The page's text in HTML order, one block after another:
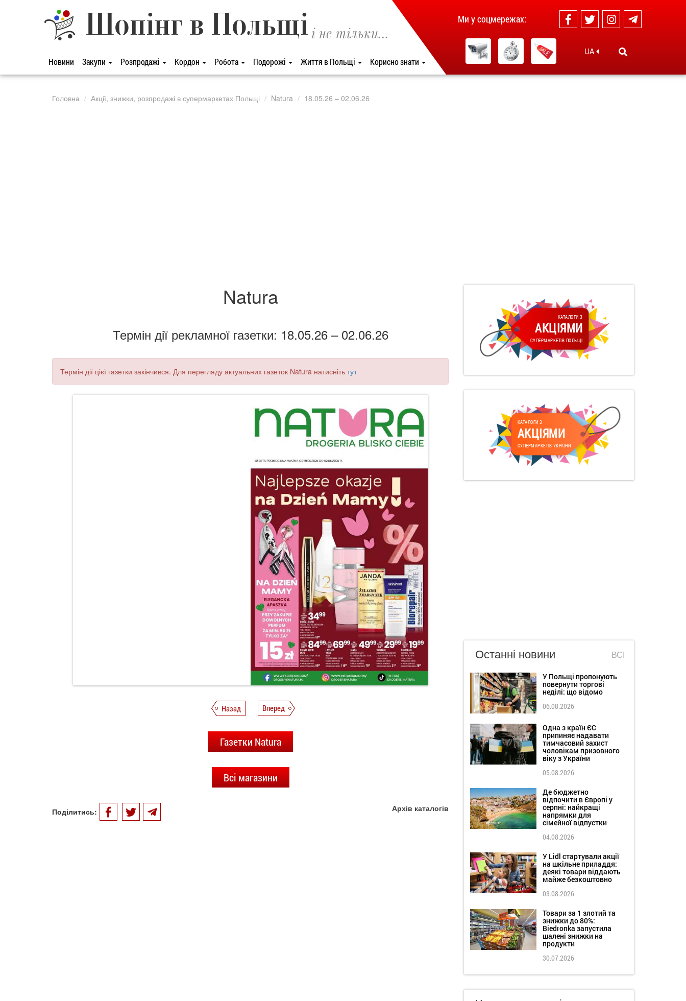
Шопінг в Польщі і не тільки...
Новини Закупи Розпродажі Кордон Робота Подорожі Життя в Польщі Корисно знати
Ми у соцмережах:
UA
Головна Акції, знижки, розпродажі в супермаркетах Польщі Natura 18.05.26 – 02.06.26
Natura
Термін дії рекламної газетки: 18.05.26 – 02.06.26
Термін дії цієї газетки закінчився. Для перегляду актуальних газеток Natura натисніть тут
Назад Вперед
Газетки Natura
Всі магазини
Поділитись: Архів каталогів
КАТАЛОГИ З
АКЦІЯМИ
СУПЕРМАРКЕТІВ ПОЛЬЩІ
КАТАЛОГИ З
АКЦІЯМИ
СУПЕРМАРКЕТІВ УКРАЇНИ
Останні новини ВСІ
У Польщі пропонують
повернути торгові
неділі: що відомо
06.08.2026
Одна з країн ЄС
припиняє надавати
тимчасовий захист
чоловікам призовного
віку з України
05.08.2026
Де бюджетно
відпочити в Європі у
серпні: найкращі
напрямки для
сімейної відпустки
04.08.2026
У Lidl стартували акції
на шкільне приладдя:
деякі товари віддають
майже безкоштовно
03.08.2026
Товари за 1 злотий та
знижки до 80%:
Biedronka запустила
шалені знижки на
продукти
30.07.2026